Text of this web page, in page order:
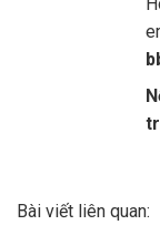
Bài viết liên quan: